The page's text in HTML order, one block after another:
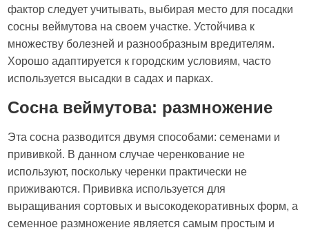
фактор следует учитывать, выбирая место для посадки
сосны веймутова на своем участке. Устойчива к
множеству болезней и разнообразным вредителям.
Хорошо адаптируется к городским условиям, часто
используется высадки в садах и парках.
Сосна веймутова: размножение
Эта сосна разводится двумя способами: семенами и
прививкой. В данном случае черенкование не
используют, поскольку черенки практически не
приживаются. Прививка используется для
выращивания сортовых и высокодекоративных форм, а
семенное размножение является самым простым и